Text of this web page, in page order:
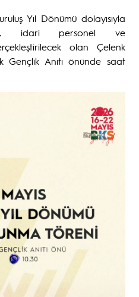
Yıl Dönümü dolayısıyla
idari personel ve
olan Çelenk
Gençlik Anıtı önünde saat